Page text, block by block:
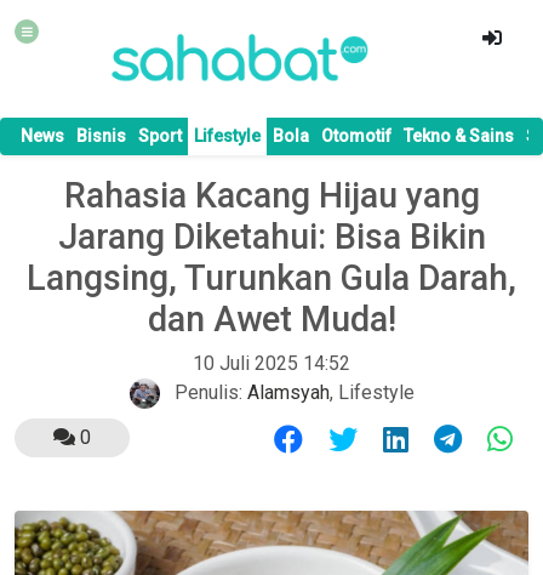
News Bisnis Sport Lifestyle Bola Otomotif Tekno & Sains
Rahasia Kacang Hijau yang
Jarang Diketahui: Bisa Bikin
Langsing, Turunkan Gula Darah,
dan Awet Muda!
10 Juli 2025 14:52
Penulis: Alamsyah, Lifestyle
0